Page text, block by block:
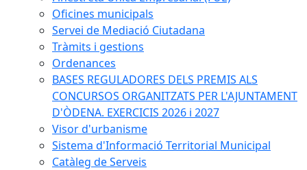
Oficines municipals
Servei de Mediació Ciutadana
Tràmits i gestions
Ordenances
BASES REGULADORES DELS PREMIS ALS
CONCURSOS ORGANITZATS PER L'AJUNTAMENT
D'ÒDENA. EXERCICIS 2026 i 2027
Visor d'urbanisme
Sistema d'Informació Territorial Municipal
Catàleg de Serveis